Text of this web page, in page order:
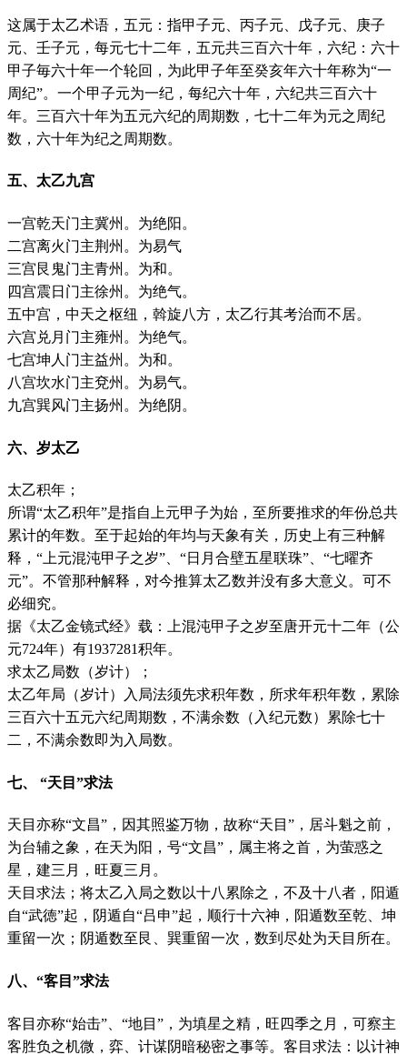
这属于太乙术语，五元：指甲子元、丙子元、戊子元、庚子
元、壬子元，每元七十二年，五元共三百六十年，六纪：六十
甲子毎六十年一个轮回，为此甲子年至癸亥年六十年称为“一
周纪”。一个甲子元为一纪，每纪六十年，六纪共三百六十
年。三百六十年为五元六纪的周期数，七十二年为元之周纪
数，六十年为纪之周期数。
五、太乙九宫
一宫乾天门主冀州。为绝阳。
二宫离火门主荆州。为易气
三宫艮鬼门主青州。为和。
四宫震日门主徐州。为绝气。
五中宫，中天之枢纽，斡旋八方，太乙行其考治而不居。
六宫兑月门主雍州。为绝气。
七宫坤人门主益州。为和。
八宫坎水门主兗州。为易气。
九宫巽风门主扬州。为绝阴。
六、岁太乙
太乙积年；
所谓“太乙积年”是指自上元甲子为始，至所要推求的年份总共
累计的年数。至于起始的年均与天象有关，历史上有三种解
释，“上元混沌甲子之岁”、“日月合壁五星联珠”、“七曜齐
元”。不管那种解释，对今推算太乙数并没有多大意义。可不
必细究。
据《太乙金镜式经》载：上混沌甲子之岁至唐开元十二年（公
元724年）有1937281积年。
求太乙局数（岁计）；
太乙年局（岁计）入局法须先求积年数，所求年积年数，累除
三百六十五元六纪周期数，不满余数（入纪元数）累除七十
二，不满余数即为入局数。
七、 “天目”求法
天目亦称“文昌”，因其照鉴万物，故称“天目”，居斗魁之前，
为台辅之象，在天为阳，号“文昌”，属主将之首，为萤惑之
星，建三月，旺夏三月。
天目求法；将太乙入局之数以十八累除之，不及十八者，阳遁
自“武徳”起，阴遁自“吕申”起，顺行十六神，阳遁数至乾、坤
重留一次；阴遁数至艮、巽重留一次，数到尽处为天目所在。
八、“客目”求法
客目亦称“始击”、“地目”，为填星之精，旺四季之月，可察主
客胜负之机微，弈、计谋阴暗秘密之事等。客目求法：以计神